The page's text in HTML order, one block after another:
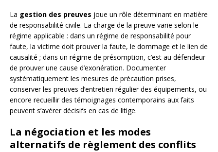
La gestion des preuves joue un rôle déterminant en matière
de responsabilité civile. La charge de la preuve varie selon le
régime applicable : dans un régime de responsabilité pour
faute, la victime doit prouver la faute, le dommage et le lien de
causalité ; dans un régime de présomption, c’est au défendeur
de prouver une cause d’exonération. Documenter
systématiquement les mesures de précaution prises,
conserver les preuves d’entretien régulier des équipements, ou
encore recueillir des témoignages contemporains aux faits
peuvent s’avérer décisifs en cas de litige.
La négociation et les modes
alternatifs de règlement des conflits